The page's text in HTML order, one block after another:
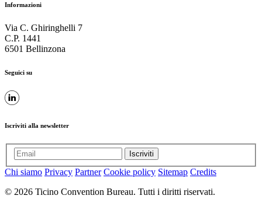
Informazioni
Via C. Ghiringhelli 7
C.P. 1441
6501 Bellinzona
Seguici su
Iscriviti alla newsletter
Iscriviti
Chi siamo Privacy Partner Cookie policy Sitemap Credits
© 2026 Ticino Convention Bureau. Tutti i diritti riservati.